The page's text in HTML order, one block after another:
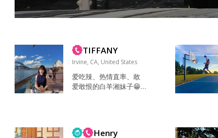
TIFFANY
Irvine, CA, United States
爱吃辣、热情直率、敢
爱敢恨的白羊湘妹子😁
发信息给我浪费时间，
三观不一致！ 脾气来得
Henry